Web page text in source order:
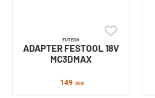
FUTECH
ADAPTER FESTOOL 18V
MC3DMAX
149 SEK